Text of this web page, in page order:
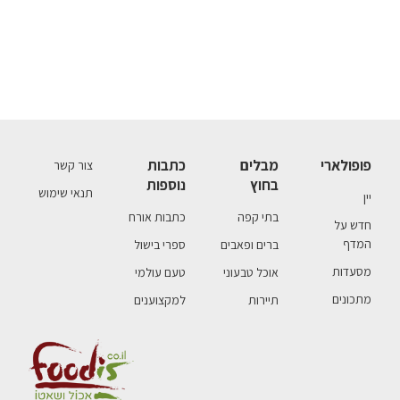
פופולארי
יין
חדש על
המדף
מסעדות
מתכונים
מבלים
בחוץ
בתי קפה
ברים ופאבים
אוכל טבעוני
תיירות
כתבות
נוספות
כתבות אורח
ספרי בישול
טעם עולמי
למקצוענים
צור קשר
תנאי שימוש